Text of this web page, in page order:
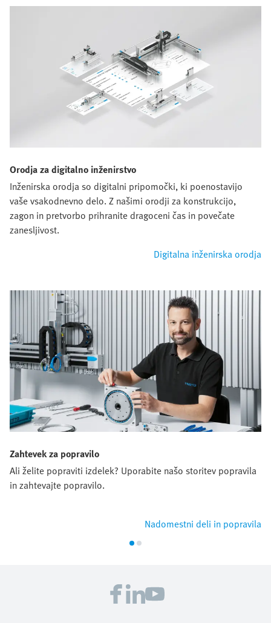
Orodja za digitalno inženirstvo
Inženirska orodja so digitalni pripomočki, ki poenostavijo
vaše vsakodnevno delo. Z našimi orodji za konstrukcijo,
zagon in pretvorbo prihranite dragoceni čas in povečate
zanesljivost.
Digitalna inženirska orodja
Zahtevek za popravilo
Ali želite popraviti izdelek? Uporabite našo storitev popravila
in zahtevajte popravilo.
Nadomestni deli in popravila